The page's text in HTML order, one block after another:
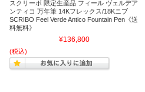
スクリーボ 限定生産品 フィール ヴェルデア
ンティコ 万年筆 14Kフレックス/18Kニブ
SCRIBO Feel Verde Antico Fountain Pen《送
料無料》
¥136,800
(税込)